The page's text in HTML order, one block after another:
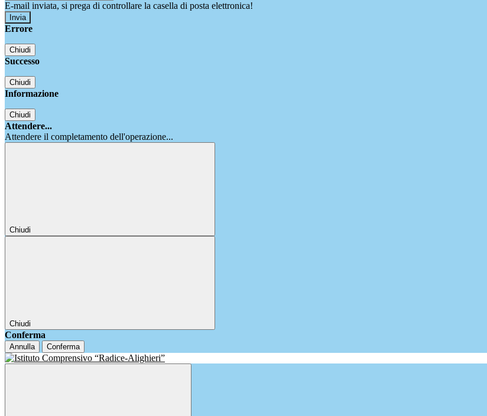
E-mail inviata, si prega di controllare la casella di posta elettronica!
Errore
Chiudi
Successo
Chiudi
Informazione
Chiudi
Attendere...
Attendere il completamento dell'operazione...
Chiudi
Chiudi
Conferma
Annulla Conferma